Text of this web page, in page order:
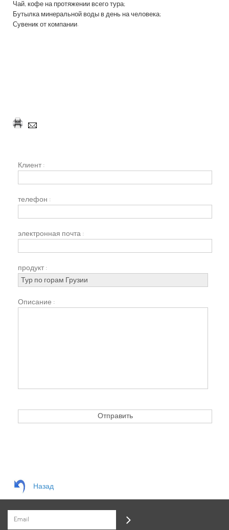
Чай, кофе на протяжении всего тура;
Бутылка минеральной воды в день на человека;
Сувеник от компании.
Клиент :
телефон :
электронная почта :
продукт :
Описание :
Назад